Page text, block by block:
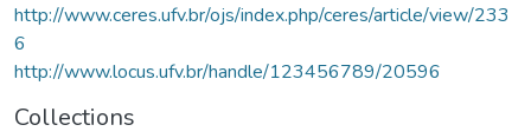
http://www.ceres.ufv.br/ojs/index.php/ceres/article/view/233
6
http://www.locus.ufv.br/handle/123456789/20596
Collections